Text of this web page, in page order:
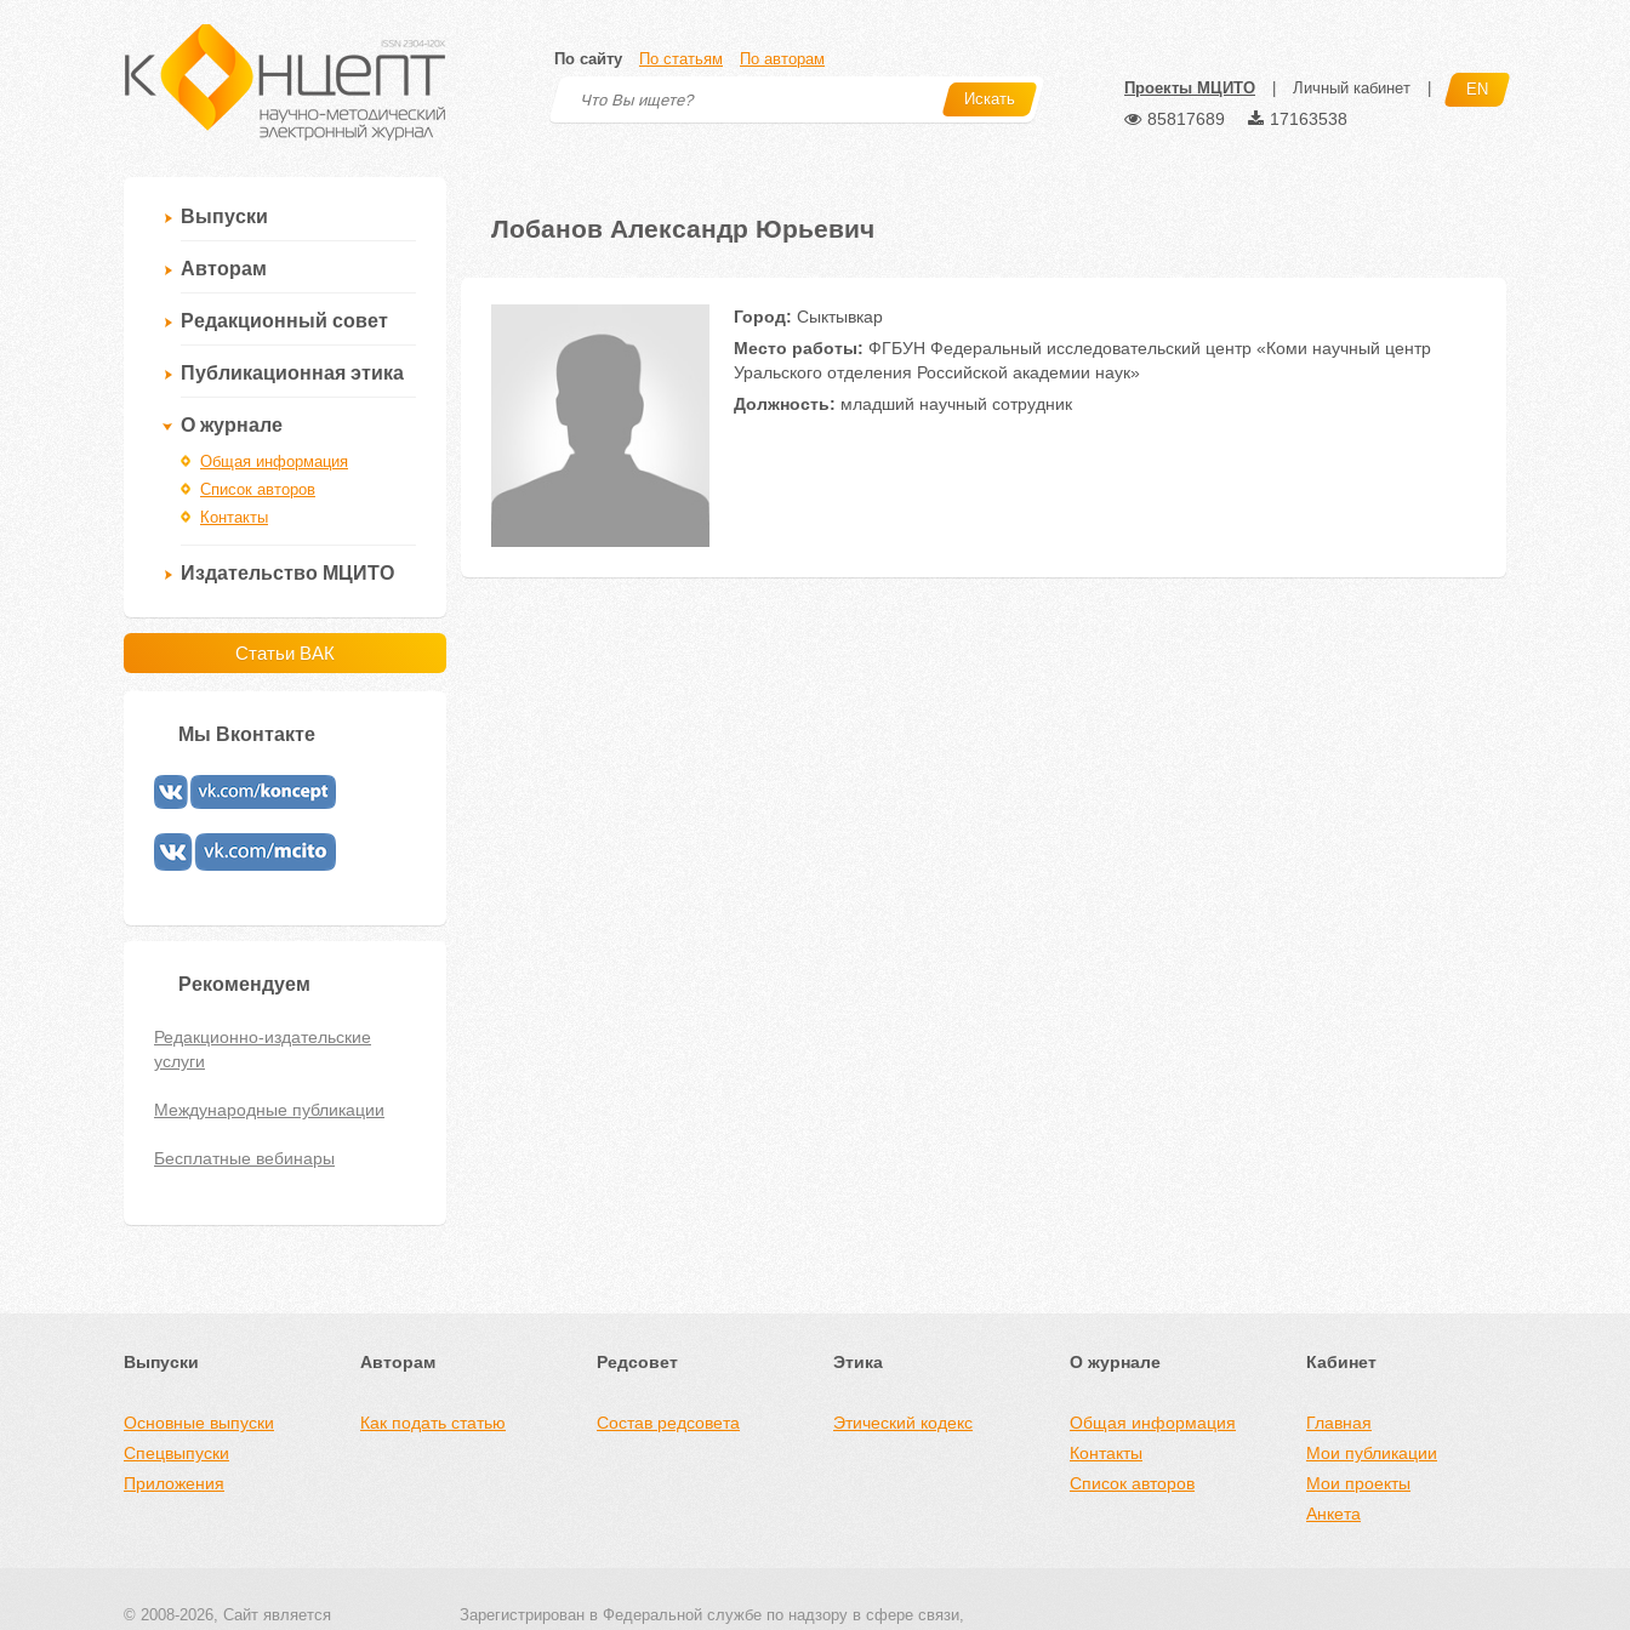
По сайту По статьям По авторам
Искать
Проекты МЦИТО Личный кабинет EN
85817689 17163538
Выпуски
Авторам
Редакционный совет
Публикационная этика
О журнале
Общая информация
Список авторов
Контакты
Издательство МЦИТО
Статьи ВАК
Мы Вконтакте
Рекомендуем
Редакционно-издательские
услуги
Международные публикации
Бесплатные вебинары
Лобанов Александр Юрьевич
Город: Сыктывкар
Место работы: ФГБУН Федеральный исследовательский центр «Коми научный центр
Уральского отделения Российской академии наук»
Должность: младший научный сотрудник
Выпуски
Основные выпуски
Спецвыпуски
Приложения
Авторам
Как подать статью
Редсовет
Состав редсовета
Этика
Этический кодекс
О журнале
Общая информация
Контакты
Список авторов
Кабинет
Главная
Мои публикации
Мои проекты
Анкета
© 2008-2026, Сайт является
Зарегистрирован в Федеральной службе по надзору в сфере связи,